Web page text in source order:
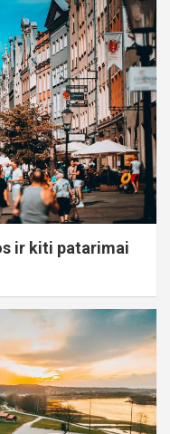
ir kiti patarimai